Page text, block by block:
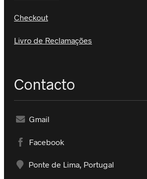
Checkout
Livro de Reclamações
Contacto
Gmail
Facebook
Ponte de Lima, Portugal